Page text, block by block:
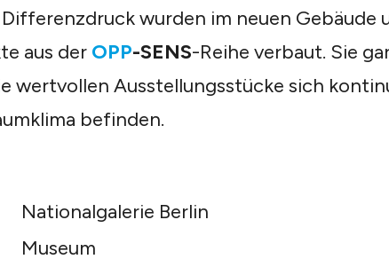
wurden im neuen Gebäude
aus der OPP-SENS-Reihe verbaut. Sie
wertvollen Ausstellungsstücke sich
befinden.
Nationalgalerie Berlin
Museum